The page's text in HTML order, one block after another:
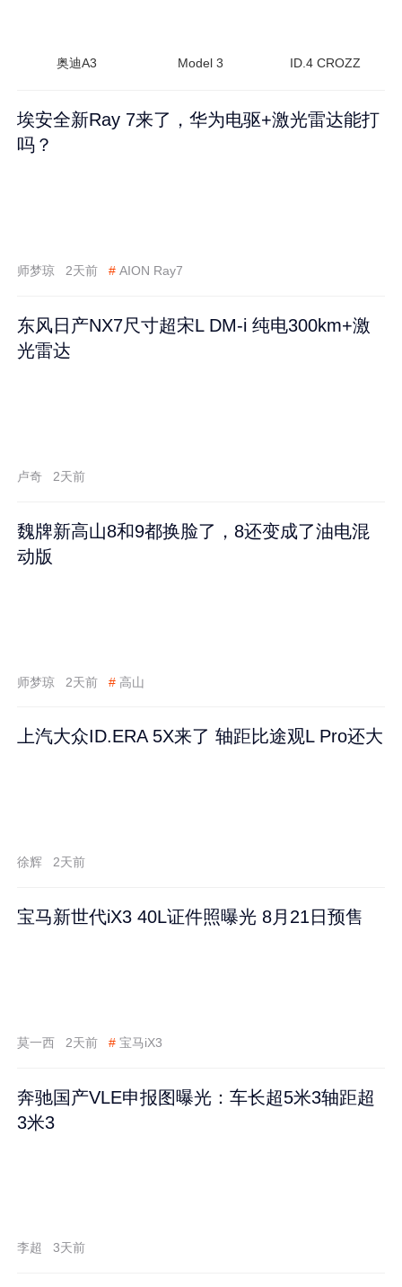
奥迪A3 Model 3 ID.4 CROZZ
埃安全新Ray 7来了，华为电驱+激光雷达能打
吗？
师梦琼 2天前 # AION Ray7
东风日产NX7尺寸超宋L DM-i 纯电300km+激
光雷达
卢奇 2天前
魏牌新高山8和9都换脸了，8还变成了油电混
动版
师梦琼 2天前 # 高山
上汽大众ID.ERA 5X来了 轴距比途观L Pro还大
徐辉 2天前
宝马新世代iX3 40L证件照曝光 8月21日预售
莫一西 2天前 # 宝马iX3
奔驰国产VLE申报图曝光：车长超5米3轴距超
3米3
李超 3天前